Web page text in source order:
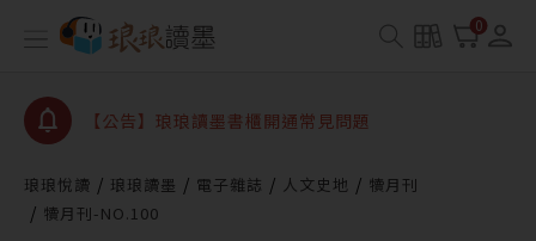
0
【公告】因 Readmoo 讀墨系統維護中，本站同步暫
停部分閱讀服務
【公告】琅琅讀墨書櫃開通常見問題
請圖文教學
【公告】琅琅書店服務升級重要說明及資產合併結果
查詢
琅琅悅讀 琅琅讀墨 電子雜誌 人文史地
犢月刊
犢月刊-NO.100